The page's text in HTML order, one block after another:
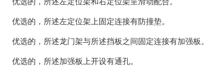
优选的，所述左定位架上固定连接有防撞垫。
优选的，所述龙门架与所述挡板之间固定连接有加强板。
优选的，所述加强板上开设有通孔。